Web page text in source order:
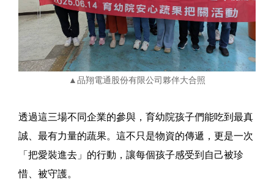
▲品翔電通股份有限公司夥伴大合照
透過這三場不同企業的參與，育幼院孩子們能吃到最真
誠、最有力量的蔬果。這不只是物資的傳遞，更是一次
「把愛裝進去」的行動，讓每個孩子感受到自己被珍
惜、被守護。